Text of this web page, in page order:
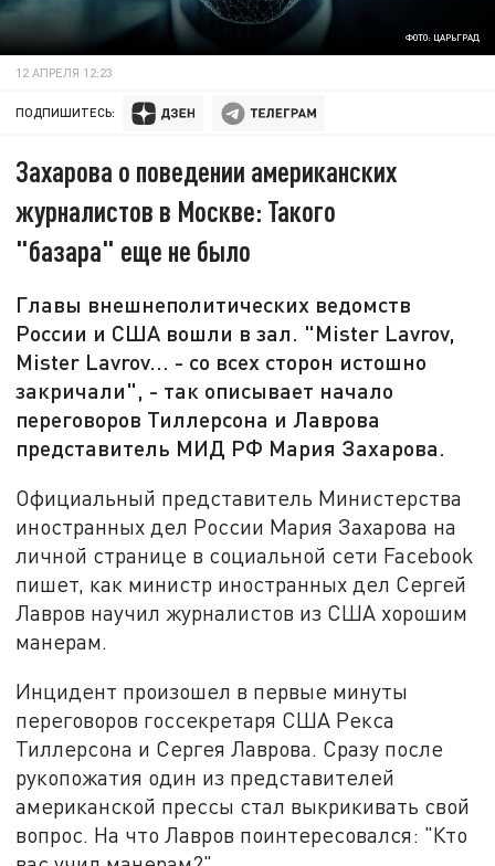
ФОТО: ЦАРЬГРАД
12 АПРЕЛЯ 12:23
ПОДПИШИТЕСЬ:
Захарова о поведении американских
журналистов в Москве: Такого
"базара" еще не было
Главы внешнеполитических ведомств
России и США вошли в зал. "Mister Lavrov,
Mister Lavrov... - со всех сторон истошно
закричали", - так описывает начало
переговоров Тиллерсона и Лаврова
представитель МИД РФ Мария Захарова.
Официальный представитель Министерства
иностранных дел России Мария Захарова на
личной странице в социальной сети Facebook
пишет, как министр иностранных дел Сергей
Лавров научил журналистов из США хорошим
манерам.
Инцидент произошел в первые минуты
переговоров госсекретаря США Рекса
Тиллерсона и Сергея Лаврова. Сразу после
рукопожатия один из представителей
американской прессы стал выкрикивать свой
вопрос. На что Лавров поинтересовался: "Кто